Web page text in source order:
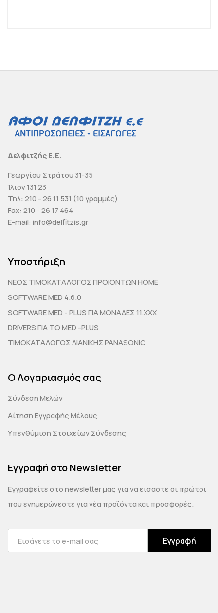
Δελφιτζής Ε.Ε.
Γεωργίου Στράτου 31-35
Ίλιον 131 23
Τηλ: 210 - 26 11 531 (10 γραμμές)
Fax: 210 - 26 17 464
E-mail: info@delfitzis.gr
Υποστήριξη
ΝΕΟΣ ΤΙΜΟΚΑΤΑΛΟΓΟΣ ΠΡΟΙΟΝΤΩΝ HOME
SOFTWARE MED 4.6.0
SOFTWARE MED - PLUS ΓΙΑ ΜΟΝΑΔΕΣ 11.ΧΧΧ
DRIVERS ΓΙΑ ΤΟ MED -PLUS
ΤΙΜΟΚΑΤΑΛΟΓΟΣ ΛΙΑΝΙΚΗΣ PANASONIC
Ο Λογαριασμός σας
Σύνδεση Μελών
Αίτηση Εγγραφής Μέλους
Υπενθύμιση Στοιχείων Σύνδεσης
Εγγραφή στο Newsletter
Εγγραφείτε στο newsletter μας για να είσαστε οι πρώτοι
που ενημερώνεστε για νέα προϊόντα και προσφορές.
Εγγραφή